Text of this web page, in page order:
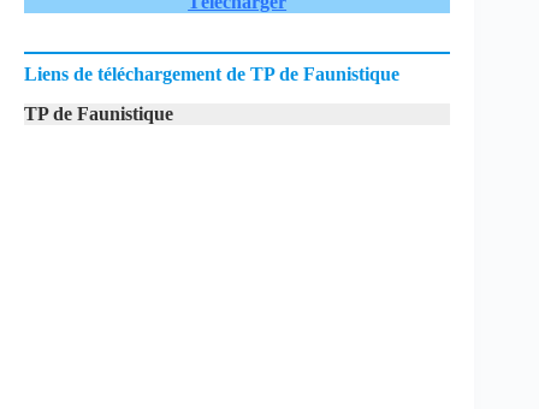
Liens de téléchargement de TP de Faunistique
TP de Faunistique